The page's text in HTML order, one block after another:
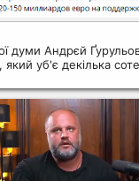
думи Андрєй
який уб'є декілька